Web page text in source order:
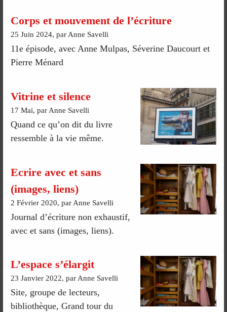
Corps et mouvement de l’écriture
25 Juin 2024, par Anne Savelli
11e épisode, avec Anne Mulpas, Séverine Daucourt et
Pierre Ménard
Vitrine et silence
17 Mai, par Anne Savelli
Quand ce qu’on dit du livre
ressemble à la vie même.
Ecrire avec et sans
(images, liens)
2 Février 2020, par Anne Savelli
Journal d’écriture non exhaustif,
avec et sans (images, liens).
L’espace s’élargit
23 Janvier 2022, par Anne Savelli
Site, groupe de lecteurs,
bibliothèque, Grand tour du